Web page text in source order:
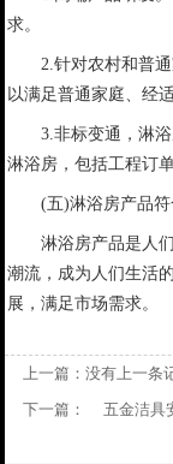
求。
2.针对农村和普
以满足普通家庭、经
3.非标变通，淋
淋浴房，包括工程订
(五)淋浴房产品
淋浴房产品是人
潮流，成为人们生活
展，满足市场需求。
上一篇：没有上一条
下一篇：
五金洁具